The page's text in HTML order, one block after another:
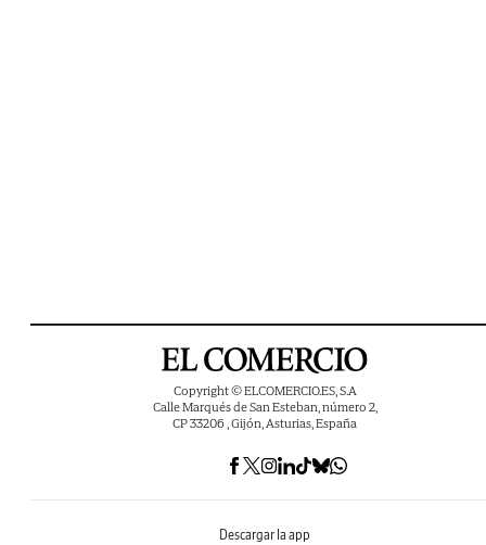
Copyright © ELCOMERCIO.ES, S.A
Calle Marqués de San Esteban, número 2,
CP 33206 , Gijón, Asturias, España
Descargar la app